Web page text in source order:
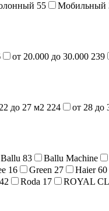
55 Мобильный
от 20.000 до 30.000 239
до 27 м2 224 от 28 до
Ballu 83 Ballu Machine
16 Green 27 Haier 60
42 Roda 17 ROYAL